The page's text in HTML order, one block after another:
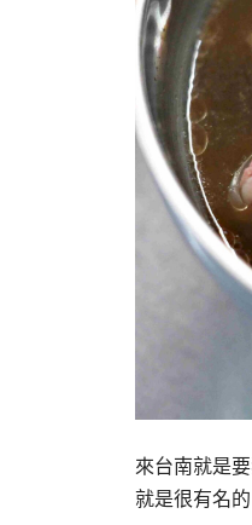
來台南就是
就是很有名